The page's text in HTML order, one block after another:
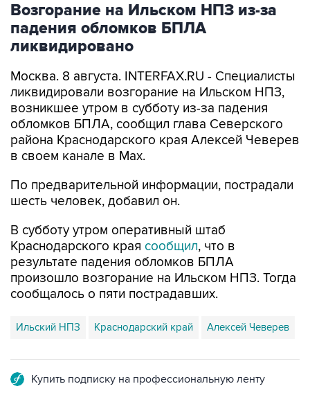
Возгорание на Ильском НПЗ из-за
падения обломков БПЛА
ликвидировано
Москва. 8 августа. INTERFAX.RU - Специалисты
ликвидировали возгорание на Ильском НПЗ,
возникшее утром в субботу из-за падения
обломков БПЛА, сообщил глава Северского
района Краснодарского края Алексей Чеверев
в своем канале в Max.
По предварительной информации, пострадали
шесть человек, добавил он.
В субботу утром оперативный штаб
Краснодарского края сообщил, что в
результате падения обломков БПЛА
произошло возгорание на Ильском НПЗ. Тогда
сообщалось о пяти пострадавших.
Ильский НПЗ Краснодарский край Алексей Чеверев
Купить подписку на профессиональную ленту